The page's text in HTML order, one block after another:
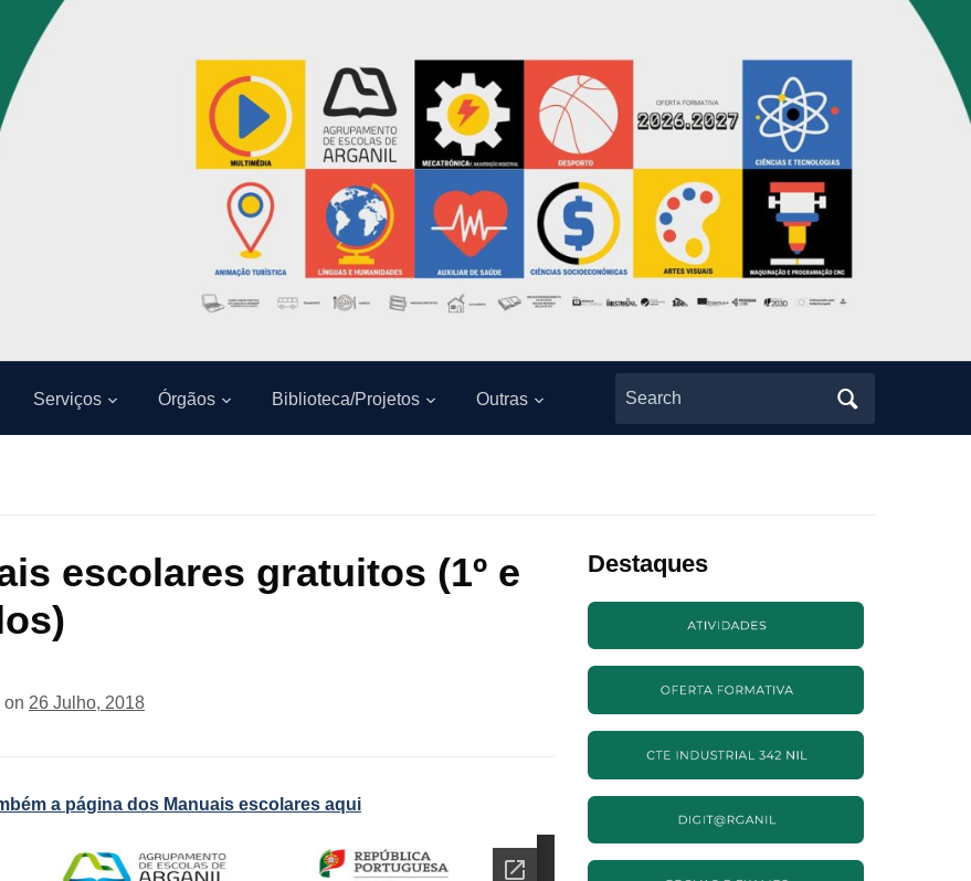
Serviços Órgãos Biblioteca/Projetos Outras
Search
for:
escolares gratuitos (1º e
on 26 Julho, 2018
a página dos Manuais escolares aqui
Destaques